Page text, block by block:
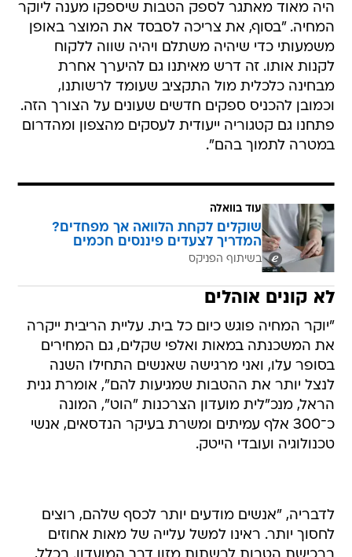
היה מאוד מאתגר לספק הטבות שיספקו מענה ליוקר
המחיה. "בסוף, את צריכה לסבסד את המוצר באופן
משמעותי כדי שיהיה משתלם ויהיה שווה ללקוח
לקנות אותו. זה דרש מאיתנו גם להיערך אחרת
מבחינה כלכלית מול התקציב שעומד לרשותנו,
וכמובן להכניס ספקים חדשים שעונים על הצורך הזה.
פתחנו גם קטגוריה ייעודית לעסקים מהצפון ומהדרום
במטרה לתמוך בהם".
עוד בוואלה
שוקלים לקחת הלוואה אך מפחדים?
המדריך לצעדים פיננסים חכמים
בשיתוף הפניקס
לא קונים אוהלים
"יוקר המחיה פוגש כיום כל בית. עליית הריבית ייקרה
את המשכנתה במאות ואלפי שקלים, גם המחירים
בסופר עלו, ואני מרגישה שאנשים התחילו השנה
לנצל יותר את ההטבות שמגיעות להם", אומרת גנית
הראל, מנכ"לית מועדון הצרכנות "הוט", המונה
כ־300 אלף עמיתים ומשרת בעיקר הנדסאים, אנשי
טכנולוגיה ועובדי הייטק.
לדבריה, "אנשים מודעים יותר לכסף שלהם, רוצים
לחסוך יותר. ראינו למשל עלייה של מאות אחוזים